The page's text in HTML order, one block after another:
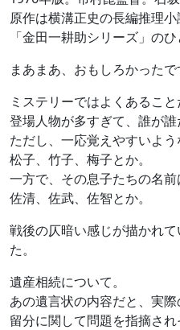
原作は横溝正史の長編推理小
「金田一耕助シリーズ」のひ
まあまあ、おもしろかったで
ミステリーではよくあること
登場人物が多すぎて、誰が誰
ただし、一応覚えやすいよう
松子、竹子、梅子とか。
一方で、その息子たちの名前
佐清、佐武、佐智とか。
戦後の仄暗い感じが描かれ
た。
遺産相続について。
あの遺言状の内容だと、実
留分に関して問題を指摘さ